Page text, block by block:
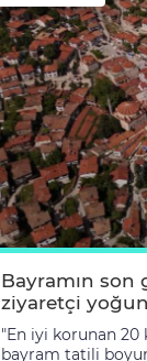
Bayramın son
ziyaretçi
"En iyi korunan 20
bayram tatili